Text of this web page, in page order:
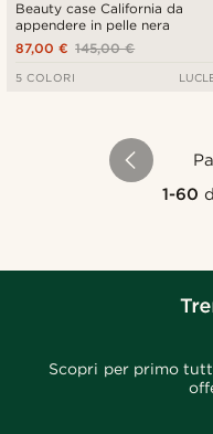
Beauty case California da
appendere in pelle nera
145,00 €
87,00 €
5 COLORI
1-60
Scopri per primo